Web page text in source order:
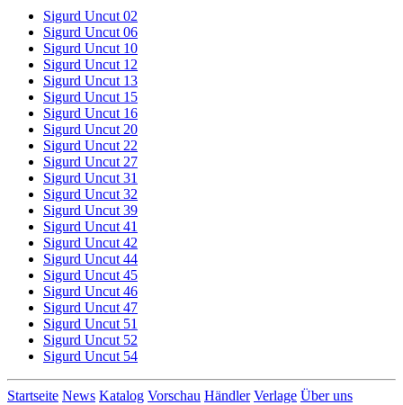
Sigurd Uncut 02
Sigurd Uncut 06
Sigurd Uncut 10
Sigurd Uncut 12
Sigurd Uncut 13
Sigurd Uncut 15
Sigurd Uncut 16
Sigurd Uncut 20
Sigurd Uncut 22
Sigurd Uncut 27
Sigurd Uncut 31
Sigurd Uncut 32
Sigurd Uncut 39
Sigurd Uncut 41
Sigurd Uncut 42
Sigurd Uncut 44
Sigurd Uncut 45
Sigurd Uncut 46
Sigurd Uncut 47
Sigurd Uncut 51
Sigurd Uncut 52
Sigurd Uncut 54
Startseite News Katalog Vorschau Händler Verlage Über uns